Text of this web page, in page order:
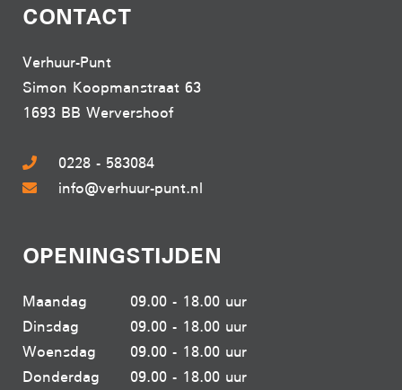
CONTACT
Verhuur-Punt
Simon Koopmanstraat 63
1693 BB Wervershoof
0228 - 583084
info@verhuur-punt.nl
OPENINGSTIJDEN
Maandag
09.00 - 18.00 uur
Dinsdag
09.00 - 18.00 uur
Woensdag
09.00 - 18.00 uur
Donderdag
09.00 - 18.00 uur